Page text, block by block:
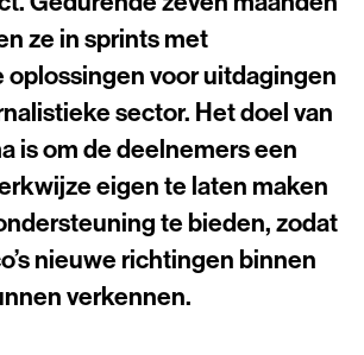
ze in sprints met
voor uitdagingen
sector. Het doel van
is om de deelnemers een
eigen te laten maken
te bieden, zodat
nieuwe richtingen binnen
verkennen.